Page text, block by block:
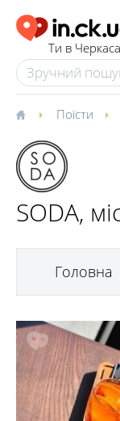
Ти в
Поїсти
SODA,
Головна